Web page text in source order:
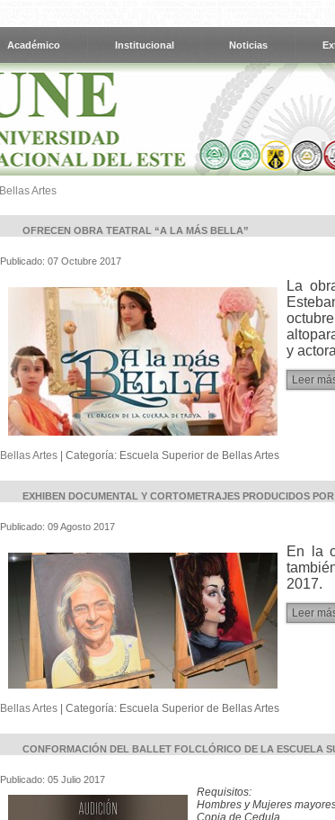
Académico Institucional Noticias
Bellas Artes
OFRECEN OBRA TEATRAL “A LA MÁS BELLA”
Publicado: 07 Octubre 2017
La
y
Leer
Bellas Artes Categoría: Escuela Superior de Bellas Artes
EXHIBEN DOCUMENTAL Y CORTOMETRAJES PRODUCIDOS
Publicado: 09 Agosto 2017
En la
2017.
Leer
Bellas Artes Categoría: Escuela Superior de Bellas Artes
CONFORMACIÓN DEL BALLET FOLCLÓRICO DE LA ESCUELA
Publicado: 05 Julio 2017
Requisitos:
Hombres y Mujeres
Copia de Cedula.